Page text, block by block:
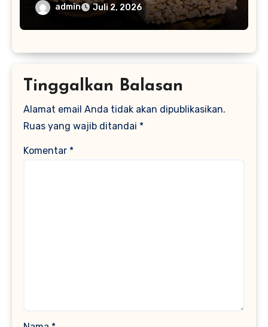
admin Juli 2, 2026
Tinggalkan Balasan
Alamat email Anda tidak akan dipublikasikan.
Ruas yang wajib ditandai *
Komentar *